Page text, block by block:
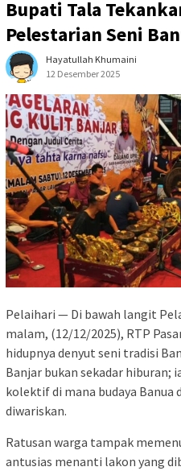
Bupati Tala
Pelestarian Seni
Hayatullah Khumaini
12 Desember 2025
Pelaihari — Di bawah langit
malam, (12/12/2025), RTP
hidupnya denyut seni tradisi
Banjar bukan sekadar hiburan;
kolektif di mana budaya Banua
diwariskan.
Ratusan warga tampak
antusias menanti lakon yang